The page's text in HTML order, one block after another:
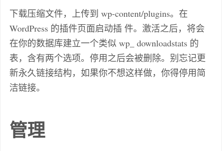
下载压缩文件，上传到 wp-content/plugins。在
WordPress 的插件页面启动插 件。激活之后，将会
在你的数据库建立一个类似 wp_ downloadstats 的
表，含有两个选项。停用之后会被删除。别忘记更
新永久链接结构，如果你不想这样做，你得停用简
洁链接。
管理